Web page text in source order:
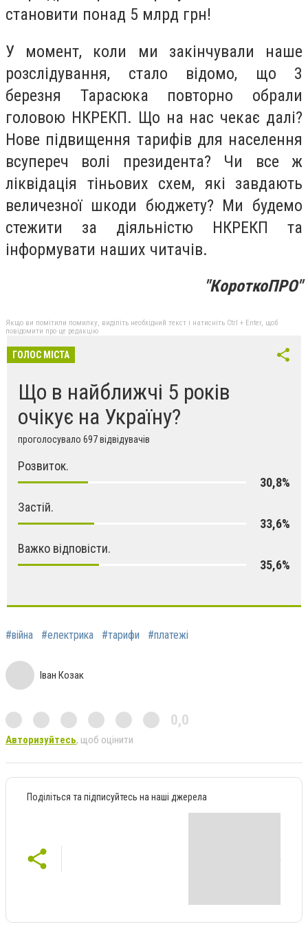
становити понад 5 млрд грн!
У момент, коли ми закінчували наше
розслідування, стало відомо, що 3
березня Тарасюка повторно обрали
головою НКРЕКП. Що на нас чекає далі?
Нове підвищення тарифів для населення
всупереч волі президента? Чи все ж
ліквідація тіньових схем, які завдають
величезної шкоди бюджету? Ми будемо
стежити за діяльністю НКРЕКП та
інформувати наших читачів.
"КороткоПРО"
Якщо ви помітили помилку, виділіть необхідний текст і натисніть Ctrl + Enter, щоб
повідомити про це редакцію
ГОЛОС МІСТА
Що в найближчі 5 років
очікує на Україну?
проголосувало 697 відвідувачів
Розвиток.
30,8%
Застій.
33,6%
Важко відповісти.
35,6%
#війна #електрика #тарифи #платежі
Іван Козак
0,0
Авторизуйтесь, щоб оцінити
Поділіться та підписуйтесь на наші джерела